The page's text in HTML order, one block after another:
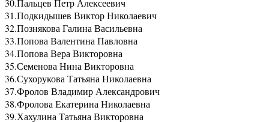
30.Пальцев Петр Алексеевич
31.Подкидышев Виктор Николаевич
32.Познякова Галина Васильевна
33.Попова Валентина Павловна
34.Попова Вера Викторовна
35.Семенова Нина Викторовна
36.Сухорукова Татьяна Николаевна
37.Фролов Владимир Александрович
38.Фролова Екатерина Николаевна
39.Хахулина Татьяна Викторовна